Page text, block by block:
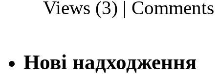
Views (3) |
Нові надходження